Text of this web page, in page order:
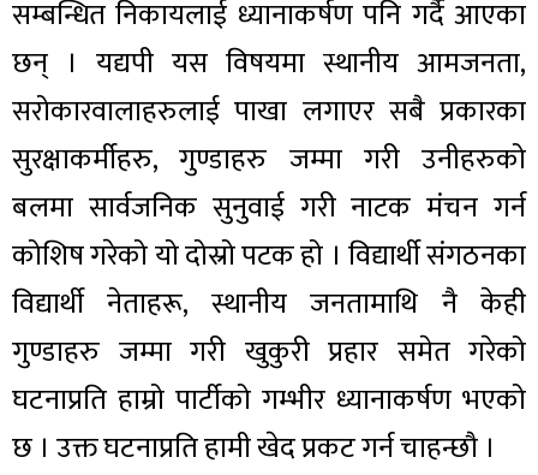
सम्बन्धित निकायलाई ध्यानाकर्षण पनि गर्दै आएका
छन् । यद्यपी यस विषयमा स्थानीय आमजनता,
सरोकारवालाहरुलाई पाखा लगाएर सबै प्रकारका
सुरक्षाकर्मीहरु, गुण्डाहरु जम्मा गरी उनीहरुको
बलमा सार्वजनिक सुनुवाई गरी नाटक मंचन गर्न
कोशिष गरेको यो दोस्रो पटक हो । विद्यार्थी संगठनका
विद्यार्थी नेताहरू, स्थानीय जनतामाथि नै केही
गुण्डाहरु जम्मा गरी खुकुरी प्रहार समेत गरेको
घटनाप्रति हाम्रो पार्टीको गम्भीर ध्यानाकर्षण भएको
छ । उक्त घटनाप्रति हामी खेद प्रकट गर्न चाहन्छौ ।